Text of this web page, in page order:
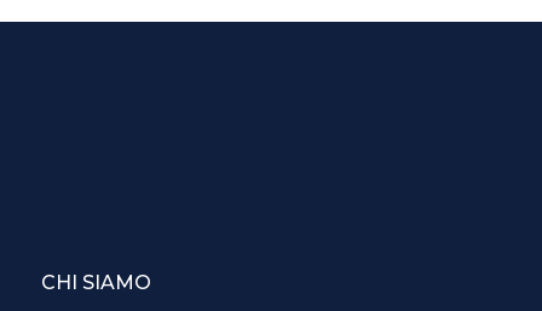
CHI SIAMO